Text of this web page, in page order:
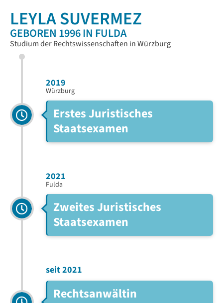
LEYLA SUVERMEZ
GEBOREN 1996 IN FULDA
Studium der Rechtswissenschaften in Würzburg
2019
Würzburg
Erstes Juristisches
Staatsexamen
2021
Fulda
Zweites Juristisches
Staatsexamen
seit 2021
Rechtsanwältin